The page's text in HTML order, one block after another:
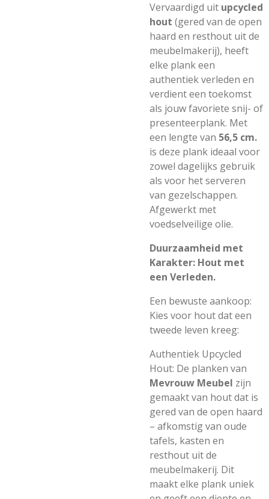
Vervaardigd uit upcycled
hout (gered van de open
haard en resthout uit de
meubelmakerij), heeft
elke plank een
authentiek verleden en
verdient een toekomst
als jouw favoriete snij- of
presenteerplank. Met
een lengte van 56,5 cm.
is deze plank ideaal voor
zowel dagelijks gebruik
als voor het serveren
van gezelschappen.
Afgewerkt met
voedselveilige olie.
Duurzaamheid met
Karakter: Hout met
een Verleden.
Een bewuste aankoop:
Kies voor hout dat een
tweede leven kreeg:
Authentiek Upcycled
Hout: De planken van
Mevrouw Meubel zijn
gemaakt van hout dat is
gered van de open haard
– afkomstig van oude
tafels, kasten en
resthout uit de
meubelmakerij. Dit
maakt elke plank uniek